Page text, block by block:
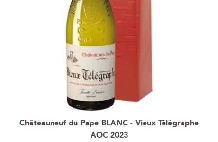
Châteauneuf du Pape BLANC - Vieux Télégraphe
AOC 2023